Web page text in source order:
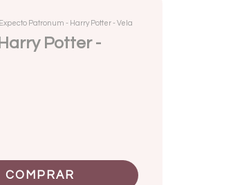
Expecto Patronum - Harry Potter - Vela
Potter -